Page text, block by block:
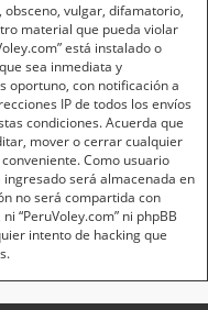
vulgar, difamatorio,
material que pueda violar
está instalado o
sea inmediata y
oportuno, con notificación a
IP de todos los envíos
condiciones. Acuerda que
mover o cerrar cualquier
Como usuario
será almacenada en
no será compartida con
“PeruVoley.com” ni phpBB
intento de hacking que